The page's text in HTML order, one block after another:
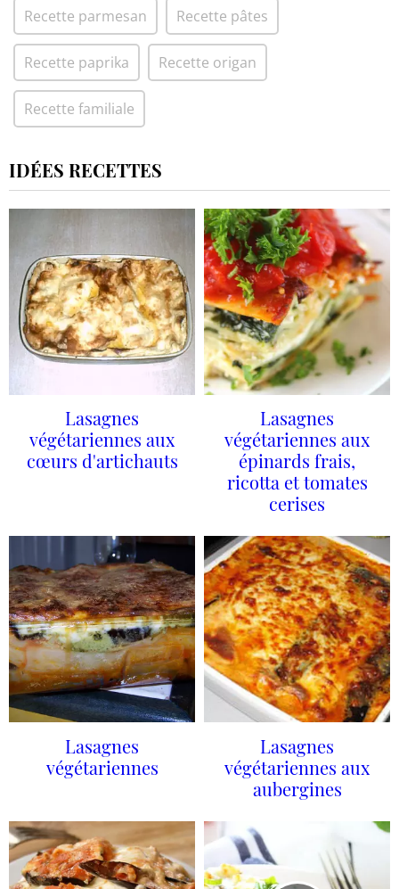
Recette parmesan Recette pâtes
Recette paprika Recette origan
Recette familiale
IDÉES RECETTES
Lasagnes
végétariennes aux
cœurs d'artichauts
Lasagnes
végétariennes aux
épinards frais,
ricotta et tomates
cerises
Lasagnes
végétariennes
Lasagnes
végétariennes aux
aubergines